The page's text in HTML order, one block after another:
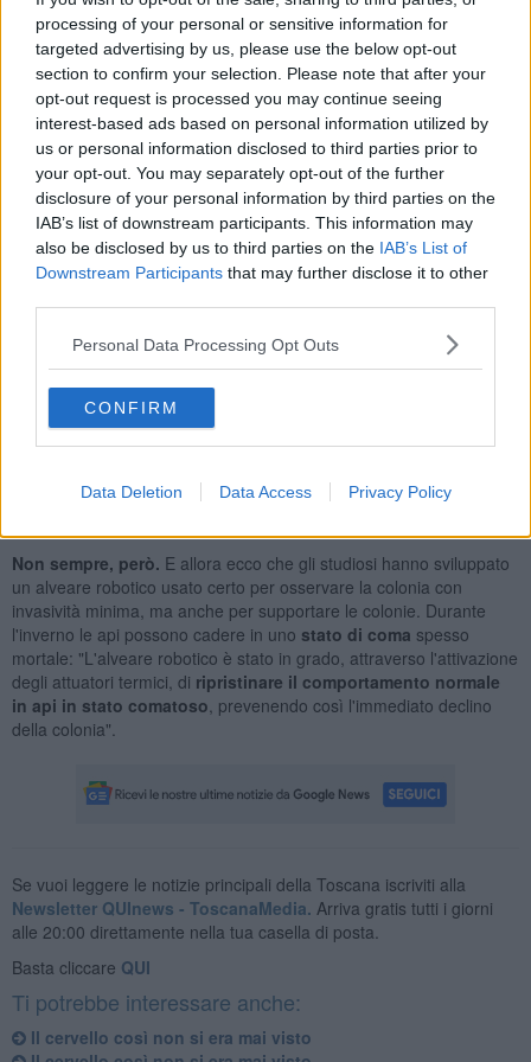
processing of your personal or sensitive information for
targeted advertising by us, please use the below opt-out
section to confirm your selection. Please note that after your
opt-out request is processed you may continue seeing
interest-based ads based on personal information utilized by
us or personal information disclosed to third parties prior to
your opt-out. You may separately opt-out of the further
disclosure of your personal information by third parties on the
IAB’s list of downstream participants. This information may
also be disclosed by us to third parties on the IAB’s List of
Downstream Participants that may further disclose it to other
Personal Data Processing Opt Outs
CONFIRM
Data Deletion Data Access Privacy Policy
Lo studio si sofferma infatti sui benefici di un alveare robotico in
grado di monitorare e interagire con lecolonie di api, insetti che
svolgono un ruolo centrale nella produzione delle colture e nel
mantenimento della biodiversità e della stessa vita. Le loro colonie
sono tuttavia minate da malattie, parassiti, predatori alloctoni di
specie aliena, mutamenti climatici e processi di industrializzazione o
abuso di agrochimici.
Ecco che le nuove tecnologie possono rivelarsi amiche degli
animali, in questo caso con un alveare robot in grado tra le altre
cose diinteragire termicamente con le coloniediApis mellifera
"Le api - spiega la nota della Scuola Sant'Anna di Pisa -
sopravvivono infatti all'inverno come colonia, a differenza di vespe
e bombi, ma essendo ectotermi, adottano strategie basate su
comportamenti collettiviper raggiungere e mantenere una soglia
glomere
' invernale, costituito da una fitta
aggregazione di api. All’interno del glomere si crea unmicroclima
Non sempre, però. E allora ecco che gli studiosi hanno sviluppato
un alveare robotico usato certo per osservare la colonia con
invasività minima, ma anche per supportare le colonie. Durante
l'inverno le api possono cadere in uno stato di coma spesso
mortale: "L'alveare robotico è stato in grado, attraverso l'attivazione
degli attuatori termici, di ripristinare il comportamento normale
in api in stato comatoso , prevenendo così l'immediato declino
della colonia".
Se vuoi leggere le notizie principali della Toscana iscriviti alla
Newsletter QUInews - ToscanaMedia. Arriva gratis tutti i giorni
alle 20:00 direttamente nella tua casella di posta.
Basta cliccare QUI
Ti potrebbe interessare anche:
Il cervello così non si era mai visto